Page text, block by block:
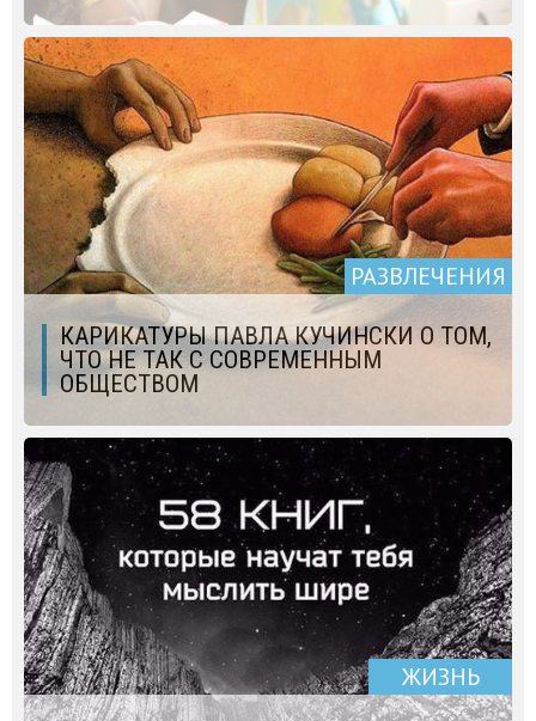
РАЗВЛЕЧЕНИЯ
КАРИКАТУРЫ ПАВЛА КУЧИНСКИ О ТОМ,
ЧТО НЕ ТАК С СОВРЕМЕННЫМ
ОБЩЕСТВОМ
ЖИЗНЬ